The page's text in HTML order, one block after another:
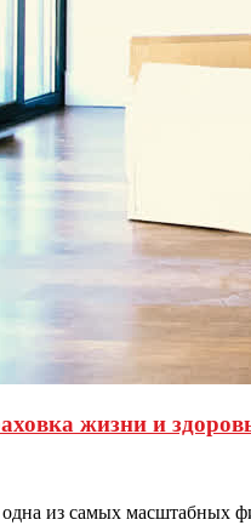
жизни и
из самых масштабных